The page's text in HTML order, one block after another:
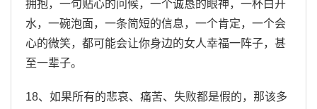
拥抱，一句贴心的问候，一个诚恳的眼神，一杯白开
水，一碗泡面，一条简短的信息，一个肯定，一个会
心的微笑，都可能会让你身边的女人幸福一阵子，甚
至一辈子。
18、如果所有的悲哀、痛苦、失败都是假的，那该多